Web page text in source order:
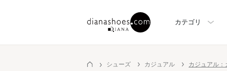
カテゴリ
シューズ カジュアル カジュアル